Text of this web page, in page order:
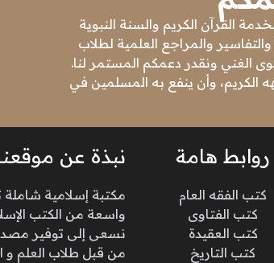
القرآن الكريم والسنة النبوية
والمراجع العلمية لطلاب
الغني ونقدر دعمكم المستمر لنا.
الكريم، وأن ينفع به المسلمين في
روابط هامة
كتب الفقه العام
كتب الفتاوى
كتب العقيدة
كتب التاريخ
نبذة عن
مكتبة إسلامية
واسعة من الكتب
نسعى إلى توفير
من قبل طلاب العلم و